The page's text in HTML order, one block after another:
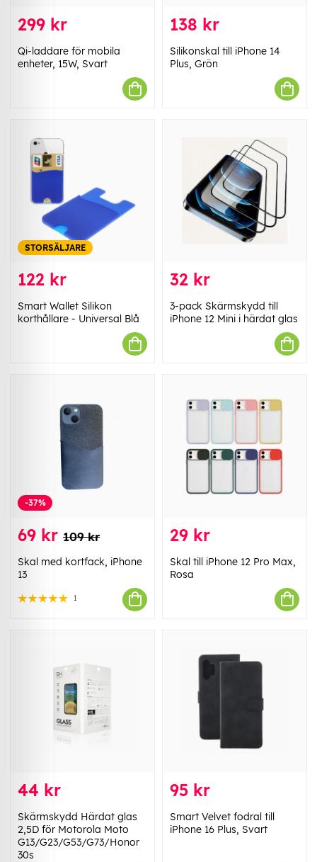
299 kr
Qi-laddare för mobila
enheter, 15W, Svart
138 kr
Silikonskal till iPhone 14
Plus, Grön
STORSÄLJARE
122 kr
Smart Wallet Silikon
korthållare - Universal Blå
32 kr
3-pack Skärmskydd till
iPhone 12 Mini i härdat glas
-37%
69 kr 109 kr
Skal med kortfack, iPhone
13
1
29 kr
Skal till iPhone 12 Pro Max,
Rosa
44 kr
Skärmskydd Härdat glas
2,5D för Motorola Moto
G13/G23/G53/G73/Honor
30s
95 kr
Smart Velvet fodral till
iPhone 16 Plus, Svart